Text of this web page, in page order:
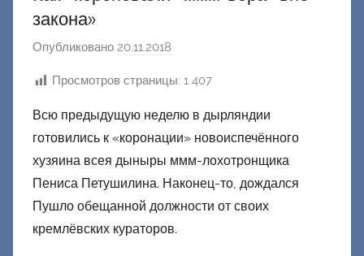
закона»
Опубликовано 20.11.2018
о
р
ш
Просмотров страницы: 1 407
Всю предыдущую неделю в дырляндии
готовились к «коронации» новоиспечённого
хузяина всея дыныры ммм-лохотронщика
Пениса Петушилина. Наконец-то, дождался
Пушло обещанной должности от своих
кремлёвских кураторов.